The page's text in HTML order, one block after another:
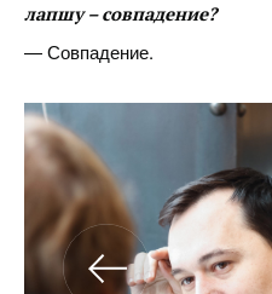
лапшу – совпадение?
— Совпадение.